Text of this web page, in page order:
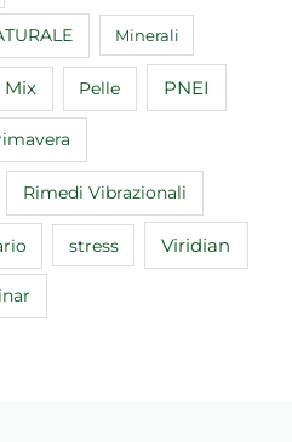
Minerali
Mix Pelle PNEI
Rimedi Vibrazionali
stress Viridian